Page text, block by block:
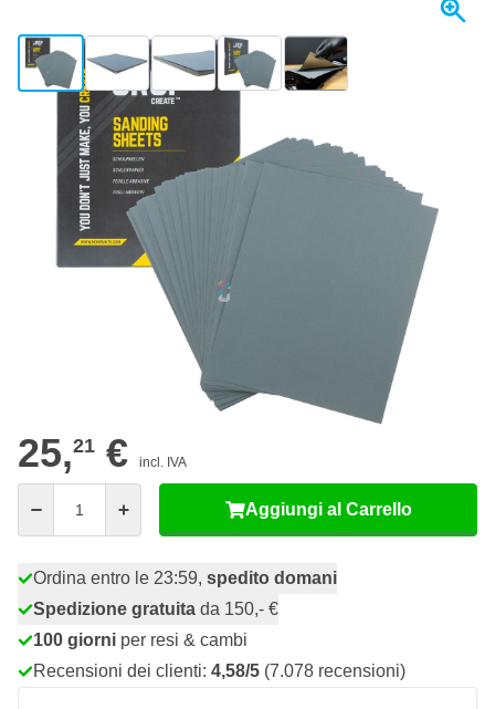
View larger imageView larger imageView larger imageView larger imageView larger image
Spedito domani
Variante
CROP Fogli Abrasivi Waterproof - 230x280mm P150 - 50pz
Scegli un numero
25,
pz
RISPARMIA IL 10%
25,21 € incl. IVA
Aggiungi al Carrello
Ordina entro le 23:59, spedito domani
Spedizione gratuita da 150,- €
100 giorni per resi & cambi
Recensioni dei clienti: 4,58/5 (7.078 recensioni)